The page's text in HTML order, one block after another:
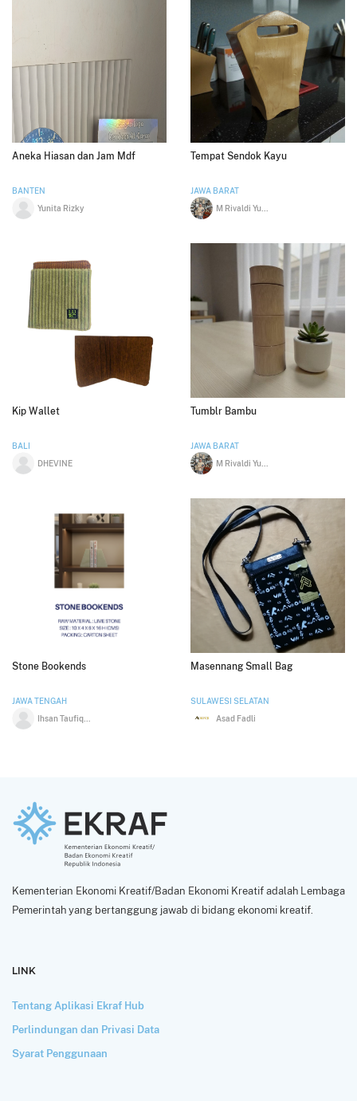
Aneka Hiasan dan Jam Mdf
BANTEN
Yunita Rizky
Tempat Sendok Kayu
JAWA BARAT
Kip Wallet
BALI
DHEVINE
Tumblr Bambu
JAWA BARAT
Stone Bookends
JAWA TENGAH
Masennang Small Bag
SULAWESI SELATAN
Asad Fadli
Kementerian Ekonomi Kreatif/Badan Ekonomi Kreatif adalah Lembaga
Pemerintah yang bertanggung jawab di bidang ekonomi kreatif.
LINK
Tentang Aplikasi Ekraf Hub
Perlindungan dan Privasi Data
Syarat Penggunaan